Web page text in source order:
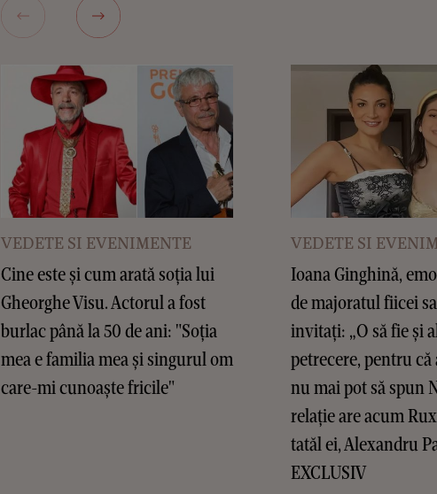
VEDETE SI EVENIMENTE
Cine este și cum arată soția lui
Gheorghe Visu. Actorul a fost
burlac până la 50 de ani: "Soția
mea e familia mea și singurul om
care-mi cunoaște fricile"
VEDETE SI
Ioana Ginghină,
de majoratul fiicei
invitați: „O să fie și
petrecere, pentru că
nu mai pot să spun
relație are acum
tatăl ei, Alexandru
EXCLUSIV